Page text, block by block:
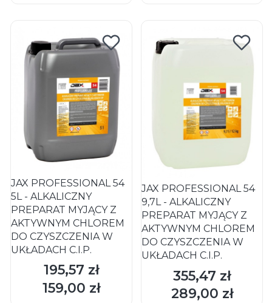
JAX PROFESSIONAL 54
5L - ALKALICZNY
PREPARAT MYJĄCY Z
AKTYWNYM CHLOREM
DO CZYSZCZENIA W
UKŁADACH C.I.P.
Cena
195,57 zł
Cena
159,00 zł
DO KOSZYKA
JAX PROFESSIONAL 54
9,7L - ALKALICZNY
PREPARAT MYJĄCY Z
AKTYWNYM CHLOREM
DO CZYSZCZENIA W
UKŁADACH C.I.P.
Cena
355,47 zł
Cena
289,00 zł
DO KOSZYKA